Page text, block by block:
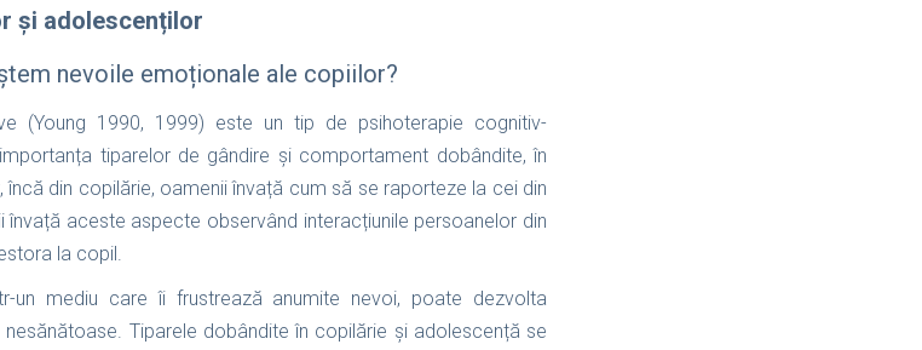
și adolescenților
nevoile emoționale ale copiilor?
(Young 1990, 1999) este un tip de psihoterapie cognitiv-
tiparelor de gândire și comportament dobândite, în
încă din copilărie, oamenii învață cum să se raporteze la cei din
învață aceste aspecte observând interacțiunile persoanelor din
la copil.
un mediu care îi frustrează anumite nevoi, poate dezvolta
Tiparele dobândite în copilărie și adolescență se